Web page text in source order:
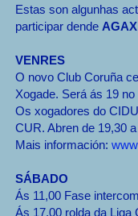
Estas son algunhas
participar dende AGAX
VENRES
O novo Club Coruña
Xogade. Será ás 19
Os xogadores do
CUR. Abren de 19,30
Mais información:
SÁBADO
Ás 11,00 Fase
Ás 17,00 rolda da Liga